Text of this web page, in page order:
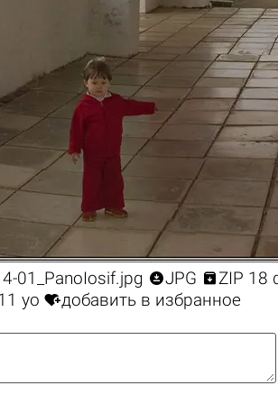
01_PanoIosif.jpg JPG ZIP 18
yo добавить в избранное